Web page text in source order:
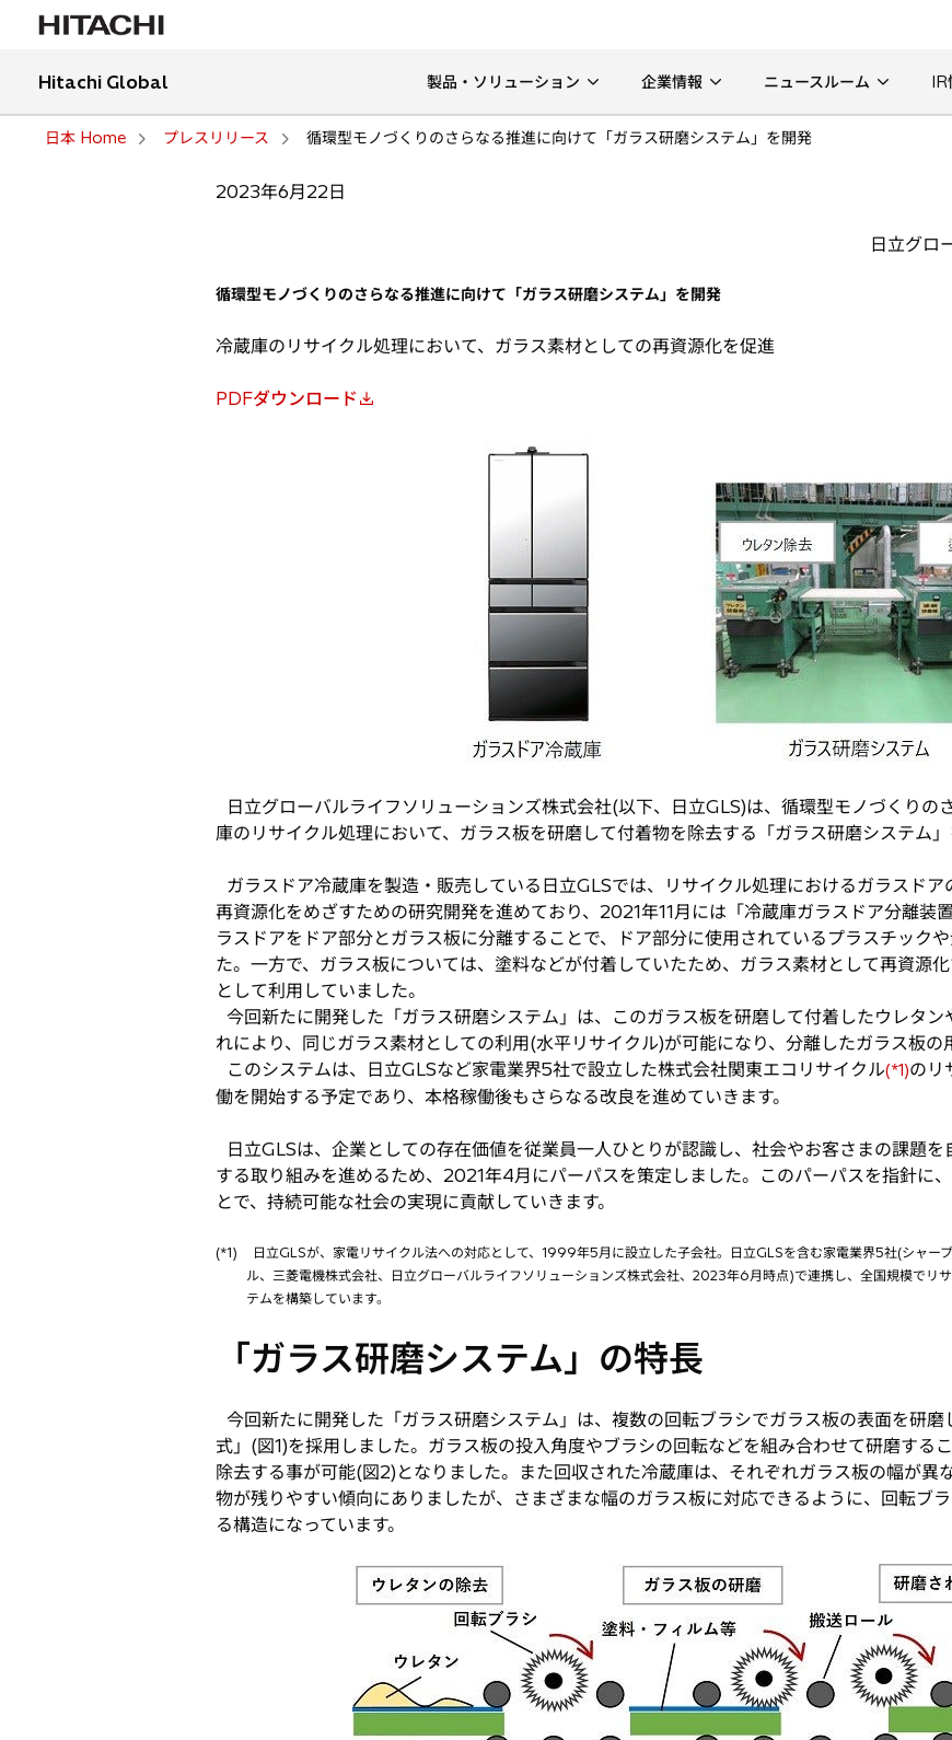
Hitachi Global 製品・ソリューション 企業情報 ニュースルーム IR
日本 Home プレスリリース 循環型モノづくりのさらなる推進に向けて「ガラス研磨システム」を開発
2023年6月22日
日立グロ
循環型モノづくりのさらなる推進に向けて「ガラス研磨システム」を開発
冷蔵庫のリサイクル処理において、ガラス素材としての再資源化を促進
PDFダウンロード
新
日立グローバルライフソリューションズ株式会社(以下、日立GLS)は、循環型モノづくりの
庫のリサイクル処理において、ガラス板を研磨して付着物を除去する「ガラス研磨システム」
ガラスドア冷蔵庫を製造・販売している日立GLSでは、リサイクル処理におけるガラスドア
再資源化をめざすための研究開発を進めており、2021年11月には「冷蔵庫ガラスドア分離装
ラスドアをドア部分とガラス板に分離することで、ドア部分に使用されているプラスチック
た。一方で、ガラス板については、塗料などが付着していたため、ガラス素材として再資源
として利用していました。
今回新たに開発した「ガラス研磨システム」は、このガラス板を研磨して付着したウレタン
れにより、同じガラス素材としての利用(水平リサイクル)が可能になり、分離したガラス板の
このシステムは、日立GLSなど家電業界5社で設立した株式会社関東エコリサイクル(*1)のリ
働を開始する予定であり、本格稼働後もさらなる改良を進めていきます。
日立GLSは、企業としての存在価値を従業員一人ひとりが認識し、社会やお客さまの課題
する取り組みを進めるため、2021年4月にパーパスを策定しました。このパーパスを指針に
とで、持続可能な社会の実現に貢献していきます。
(*1)
日立GLSが、家電リサイクル法への対応として、1999年5月に設立した子会社。日立GLSを含む家電業界5社(シャー
ル、三菱電機株式会社、日立グローバルライフソリューションズ株式会社、2023年6月時点)で連携し、全国規模でリ
テムを構築しています。
「ガラス研磨システム」の特長
今回新たに開発した「ガラス研磨システム」は、複数の回転ブラシでガラス板の表面を研
式」(図1)を採用しました。ガラス板の投入角度やブラシの回転などを組み合わせて研磨する
除去する事が可能(図2)となりました。また回収された冷蔵庫は、それぞれガラス板の幅が異
物が残りやすい傾向にありましたが、さまざまな幅のガラス板に対応できるように、回転ブ
る構造になっています。